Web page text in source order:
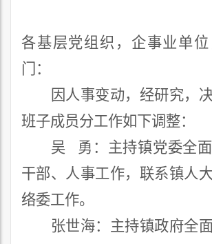
各基层党组织，企事业单
门：
因 人事变动，经研究，
班子成员分工作如下调整：
吴
勇 ：主持镇党委全
干部、人事工作， 联系镇人
络委工作。
张世海：主持镇政府全